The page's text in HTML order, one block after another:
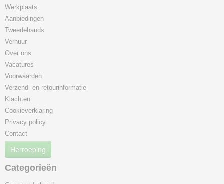
Werkplaats
Aanbiedingen
Tweedehands
Verhuur
Over ons
Vacatures
Voorwaarden
Verzend- en retourinformatie
Klachten
Cookieverklaring
Privacy policy
Contact
Herroeping
Categorieën